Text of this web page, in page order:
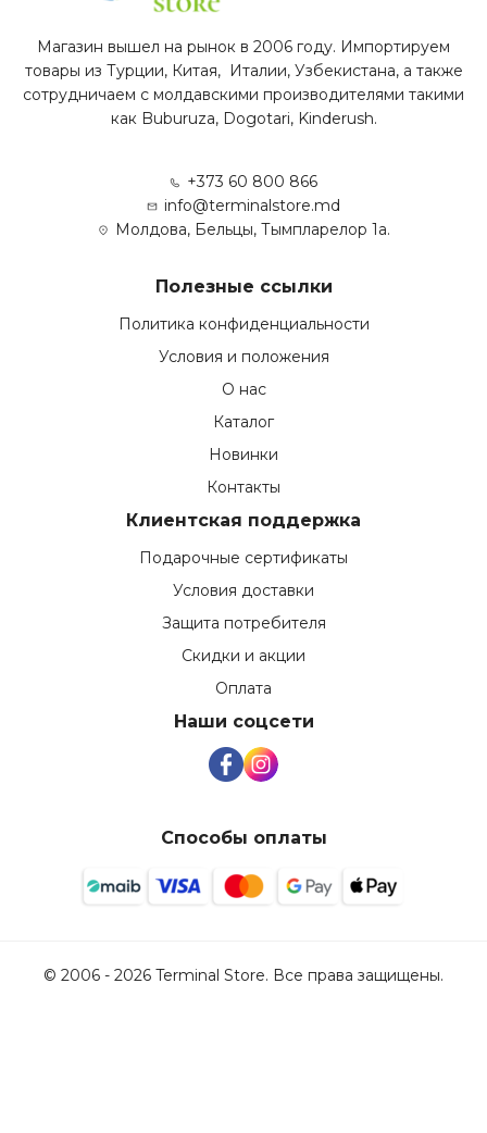
Магазин вышел на рынок в 2006 году. Импортируем
товары из Турции, Китая, Италии, Узбекистана, а также
сотрудничаем с молдавскими производителями такими
как Buburuza, Dogotari, Kinderush.
+373 60 800 866
info@terminalstore.md
Молдова, Бельцы, Тымпларелор 1а.
Полезные ссылки
Политика конфиденциальности
Условия и положения
О нас
Каталог
Новинки
Контакты
Клиентская поддержка
Подарочные сертификаты
Условия доставки
Защита потребителя
Скидки и акции
Оплата
Наши соцсети
Способы оплаты
© 2006 - 2026 Terminal Store. Все права защищены.